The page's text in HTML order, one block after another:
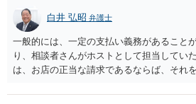
白井 弘昭 弁護士
一般的には、一定の支払い義務があること
り、相談者さんがホストとして担当してい
は、お店の正当な請求であるならば、それ
いわゆる、債務引受け契約が成立していま